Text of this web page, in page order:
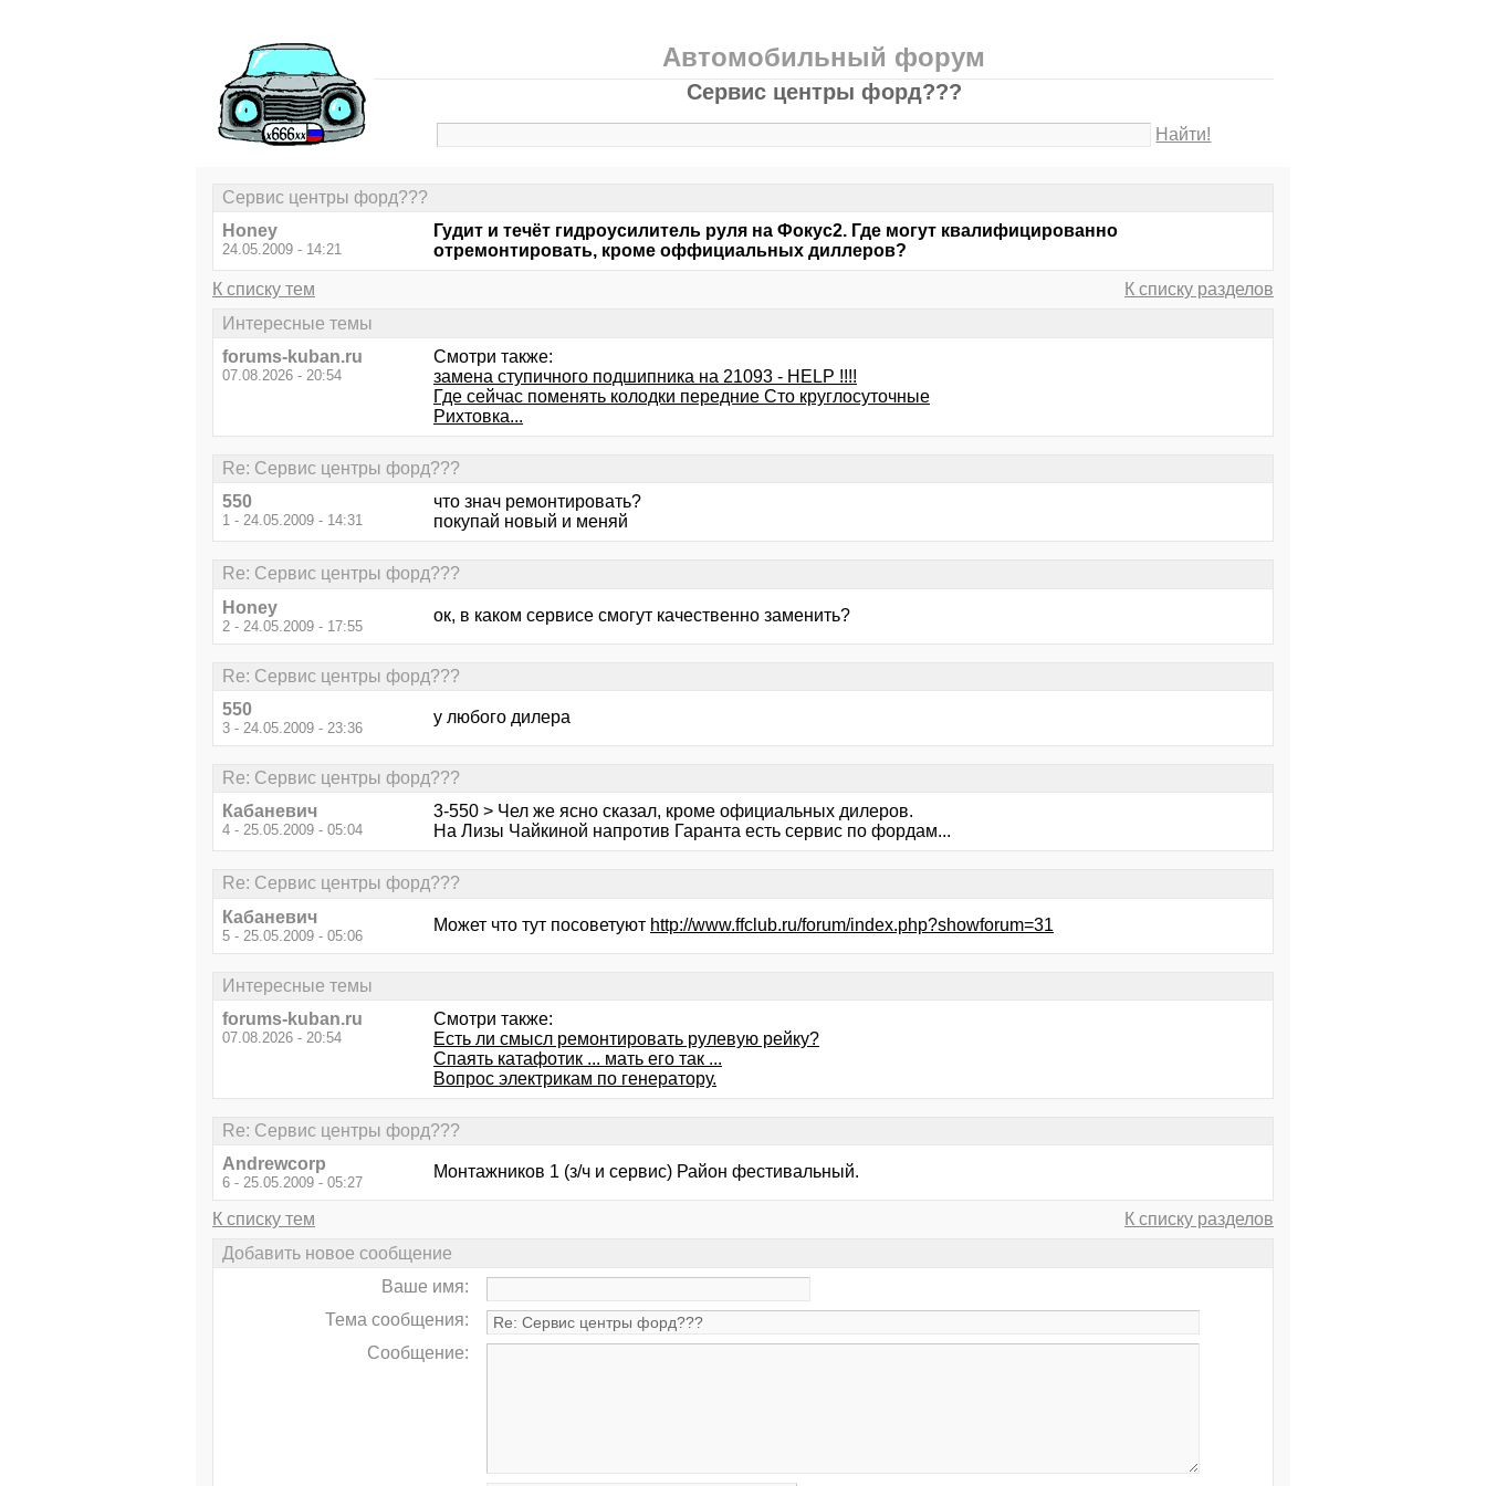
Автомобильный форум
Сервис центры форд???
Найти!
Сервис центры форд???
Honey
24.05.2009 - 14:21
Гудит и течёт гидроусилитель руля на Фокус2. Где могут квалифицированно
отремонтировать, кроме оффициальных диллеров?
К списку тем
К списку разделов
Интересные темы
forums-kuban.ru
07.08.2026 - 20:54
Смотри также:
замена ступичного подшипника на 21093 - HELP !!!!
Где сейчас поменять колодки передние Сто круглосуточные
Рихтовка...
Re: Сервис центры форд???
550
1 - 24.05.2009 - 14:31
что знач ремонтировать?
покупай новый и меняй
Re: Сервис центры форд???
Honey
2 - 24.05.2009 - 17:55
ок, в каком сервисе смогут качественно заменить?
Re: Сервис центры форд???
550
3 - 24.05.2009 - 23:36
у любого дилера
Re: Сервис центры форд???
Кабаневич
4 - 25.05.2009 - 05:04
3-550 > Чел же ясно сказал, кроме официальных дилеров.
На Лизы Чайкиной напротив Гаранта есть сервис по фордам...
Re: Сервис центры форд???
Кабаневич
5 - 25.05.2009 - 05:06
Может что тут посоветуют http://www.ffclub.ru/forum/index.php?showforum=31
Интересные темы
forums-kuban.ru
07.08.2026 - 20:54
Смотри также:
Есть ли смысл ремонтировать рулевую рейку?
Спаять катафотик ... мать его так ...
Вопрос электрикам по генератору.
Re: Сервис центры форд???
Andrewcorp
6 - 25.05.2009 - 05:27
Монтажников 1 (з/ч и сервис) Район фестивальный.
К списку тем
К списку разделов
Добавить новое сообщение
Ваше имя:
Тема сообщения:
Сообщение: